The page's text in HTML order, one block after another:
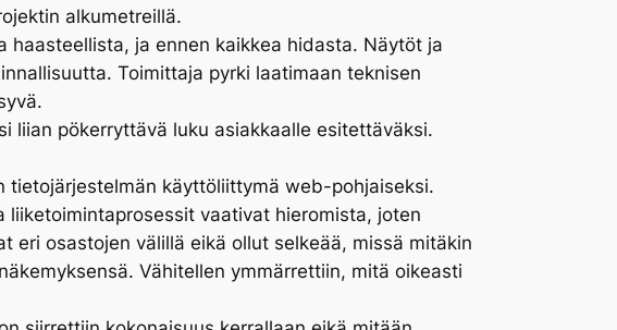
alkumetreillä.
haasteellista, ja ennen kaikkea hidasta. Näytöt ja
Toimittaja pyrki laatimaan teknisen
liian pökerryttävä luku asiakkaalle esitettäväksi.
tietojärjestelmän käyttöliittymä web-pohjaiseksi.
vaativat hieromista, joten
eri osastojen välillä eikä ollut selkeää, missä mitäkin
Vähitellen ymmärrettiin, mitä oikeasti